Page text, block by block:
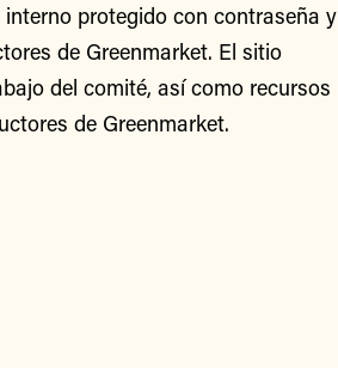
protegido con contraseña y
de Greenmarket. El sitio
del comité, así como recursos
de Greenmarket.